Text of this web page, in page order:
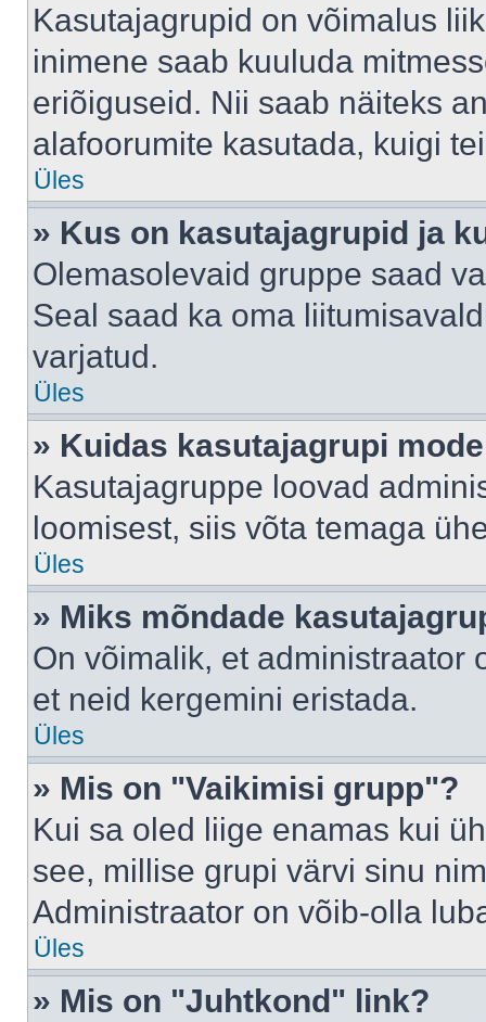
Kasutajagrupid on võimalus
inimene saab kuuluda
eriõiguseid. Nii saab näiteks
alafoorumite kasutada, kuigi
Üles
» Kus on kasutajagrupid ja
Olemasolevaid gruppe saad
Seal saad ka oma
varjatud.
Üles
» Kuidas kasutajagrupi
Kasutajagruppe loovad
loomisest, siis võta temaga
Üles
» Miks mõndade
On võimalik, et administraator
et neid kergemini eristada.
Üles
» Mis on "Vaikimisi grupp"?
Kui sa oled liige enamas kui
see, millise grupi värvi sinu
Administraator on võib-olla
Üles
» Mis on "Juhtkond" link?